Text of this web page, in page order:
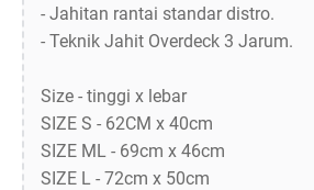
- Jahitan rantai standar distro.
- Teknik Jahit Overdeck 3 Jarum.
Size - tinggi x lebar
SIZE S - 62CM x 40cm
SIZE ML - 69cm x 46cm
SIZE L - 72cm x 50cm